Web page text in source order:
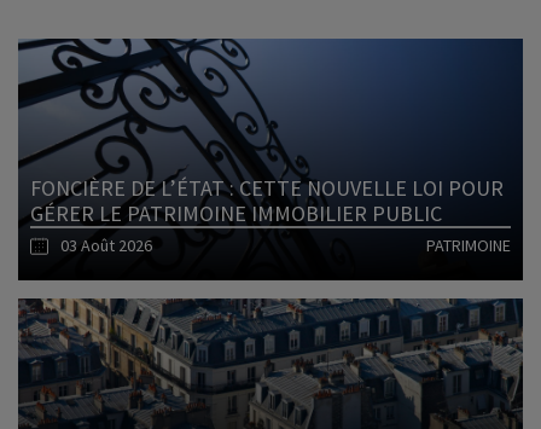
FONCIÈRE DE L’ÉTAT : CETTE NOUVELLE LOI POUR
GÉRER LE PATRIMOINE IMMOBILIER PUBLIC
03 Août 2026 PATRIMOINE
Lire l'article